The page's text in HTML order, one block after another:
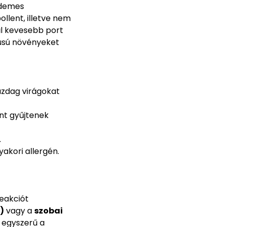
illetve nem
kevesebb port
növényeket
virágokat
gyűjtenek
allergén.
vagy aszobai
a